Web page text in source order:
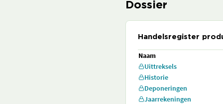
Dossier
Handelsregister
Naam
Uittreksels
Historie
Deponeringen
Jaarrekeningen